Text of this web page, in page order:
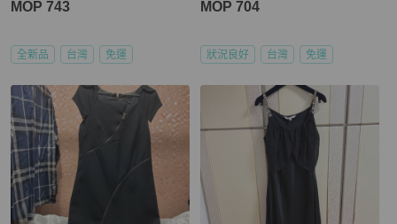
MOP 743
全新品 台灣 免運
MOP 704
狀況良好 台灣 免運